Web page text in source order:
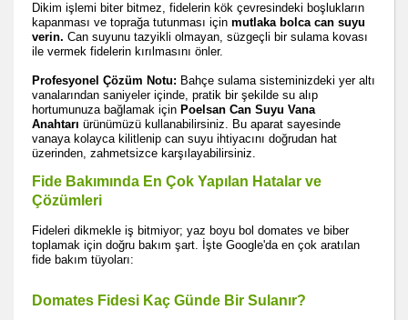
Dikim işlemi biter bitmez, fidelerin kök çevresindeki boşlukların
kapanması ve toprağa tutunması için mutlaka bolca can suyu
verin. Can suyunu tazyikli olmayan, süzgeçli bir sulama kovası
ile vermek fidelerin kırılmasını önler.
Profesyonel Çözüm Notu: Bahçe sulama sisteminizdeki yer altı
vanalarından saniyeler içinde, pratik bir şekilde su alıp
hortumunuza bağlamak için Poelsan Can Suyu Vana
Anahtarı ürünümüzü kullanabilirsiniz. Bu aparat sayesinde
vanaya kolayca kilitlenip can suyu ihtiyacını doğrudan hat
üzerinden, zahmetsizce karşılayabilirsiniz.
Fide Bakımında En Çok Yapılan Hatalar ve
Çözümleri
Fideleri dikmekle iş bitmiyor; yaz boyu bol domates ve biber
toplamak için doğru bakım şart. İşte Google'da en çok aratılan
fide bakım tüyoları:
Domates Fidesi Kaç Günde Bir Sulanır?